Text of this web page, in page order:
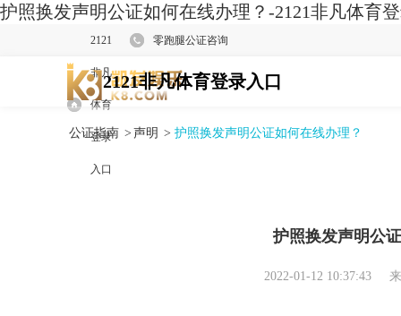
护照换发声明公证如何在线办理？-2121非凡体育
2121
非凡
体育
登录
入口
零跑腿公证咨询
2121非凡体育登录入口
公证指南 > 声明 > 护照换发声明公证如何在线办理？
护照换发声明公
2022-01-12 10:37:43